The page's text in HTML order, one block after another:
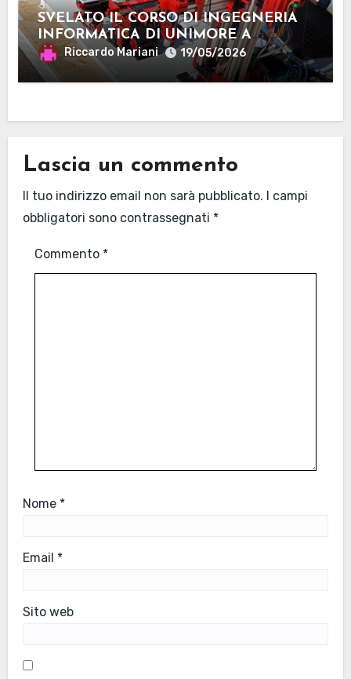
SVELATO IL CORSO DI INGEGNERIA
INFORMATICA DI UNIMORE A
MANTOVA
Riccardo Mariani 19/05/2026
Lascia un commento
Il tuo indirizzo email non sarà pubblicato. I campi
obbligatori sono contrassegnati *
Commento *
Nome *
Email *
Sito web